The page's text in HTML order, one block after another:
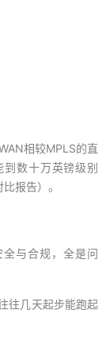
相较MPLS的直
数十万英镑级别
报告）。
与合规，全是问
往几天起步能跑起